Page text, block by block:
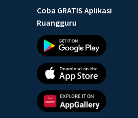
Coba GRATIS Aplikasi
Ruangguru